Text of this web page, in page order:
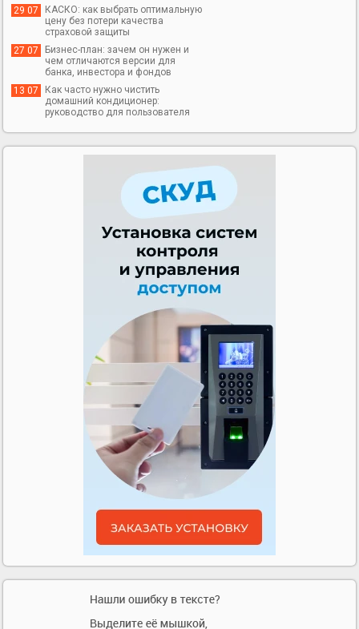
29 07
КАСКО: как выбрать оптимальную
цену без потери качества
страховой защиты
27 07
Бизнес-план: зачем он нужен и
чем отличаются версии для
банка, инвестора и фондов
13 07
Как часто нужно чистить
домашний кондиционер:
руководство для пользователя